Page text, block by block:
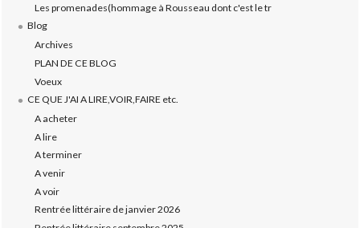
Les promenades(hommage à Rousseau dont c'est le tr
Blog
Archives
PLAN DE CE BLOG
Voeux
CE QUE J'AI A LIRE,VOIR,FAIRE etc.
A acheter
A lire
A terminer
A venir
A voir
Rentrée littéraire de janvier 2026